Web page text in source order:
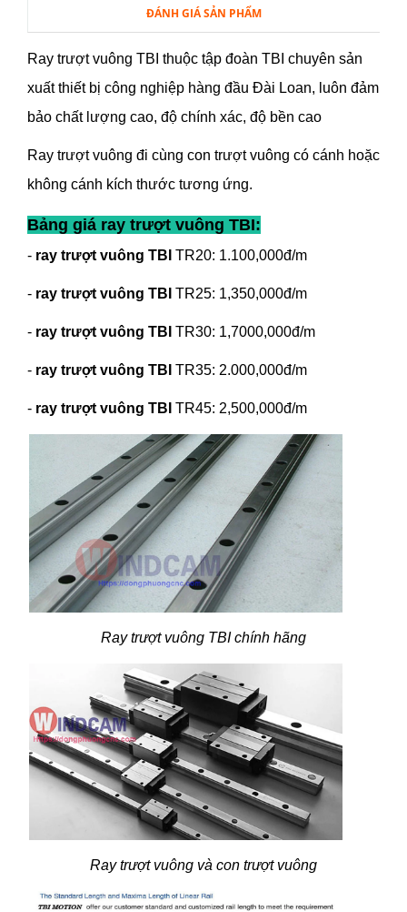
ĐÁNH GIÁ SẢN PHẨM
Ray trượt vuông TBI thuộc tập đoàn TBI chuyên sản
xuất thiết bị công nghiệp hàng đầu Đài Loan, luôn đảm
bảo chất lượng cao, độ chính xác, độ bền cao
Ray trượt vuông đi cùng con trượt vuông có cánh hoặc
không cánh kích thước tương ứng.
Bảng giá ray trượt vuông TBI:
- ray trượt vuông TBI TR20: 1.100,000đ/m
- ray trượt vuông TBI TR25: 1,350,000đ/m
- ray trượt vuông TBI TR30: 1,7000,000đ/m
- ray trượt vuông TBI TR35: 2.000,000đ/m
- ray trượt vuông TBI TR45: 2,500,000đ/m
Ray trượt vuông TBI chính hãng
Ray trượt vuông và con trượt vuông